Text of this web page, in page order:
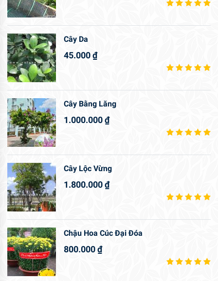
Cây Da
45.000₫
Cây Bằng Lăng
1.000.000₫
Cây Lộc Vừng
1.800.000₫
Chậu Hoa Cúc Đại Đóa
800.000₫